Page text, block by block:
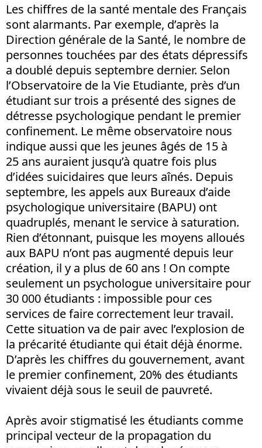
Les chiffres de la santé mentale des Français
sont alarmants. Par exemple, d’après la
Direction générale de la Santé, le nombre de
personnes touchées par des états dépressifs
a doublé depuis septembre dernier. Selon
l’Observatoire de la Vie Etudiante, près d’un
étudiant sur trois a présenté des signes de
détresse psychologique pendant le premier
confinement. Le même observatoire nous
indique aussi que les jeunes âgés de 15 à
25 ans auraient jusqu’à quatre fois plus
d’idées suicidaires que leurs aînés. Depuis
septembre, les appels aux Bureaux d’aide
psychologique universitaire (BAPU) ont
quadruplés, menant le service à saturation.
Rien d’étonnant, puisque les moyens alloués
aux BAPU n’ont pas augmenté depuis leur
création, il y a plus de 60 ans ! On compte
seulement un psychologue universitaire pour
30 000 étudiants : impossible pour ces
services de faire correctement leur travail.
Cette situation va de pair avec l’explosion de
la précarité étudiante qui était déjà énorme.
D’après les chiffres du gouvernement, avant
le premier confinement, 20% des étudiants
vivaient déjà sous le seuil de pauvreté.
Après avoir stigmatisé les étudiants comme
principal vecteur de la propagation du